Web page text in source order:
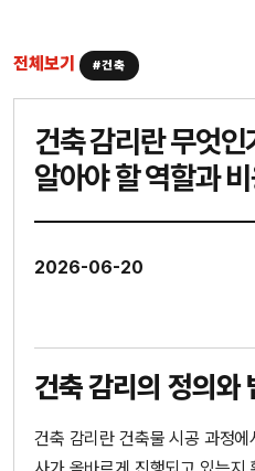
전체보기 #건축
건축 감리란 무엇
알아야 할 역할과
2026-06-20
건축 감리의 정의와
건축 감리란 건축물 시공 과정